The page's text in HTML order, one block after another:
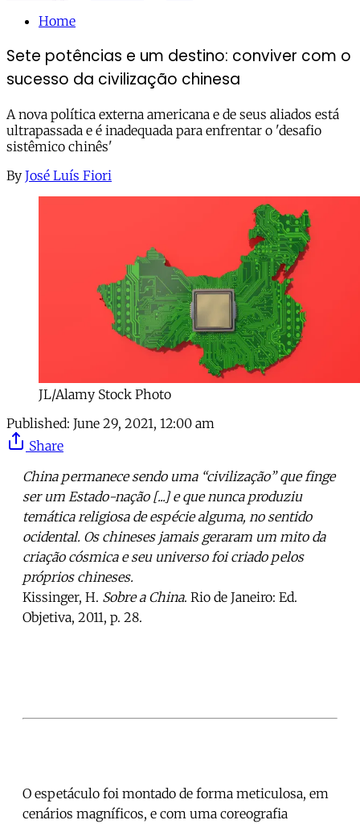
Home
Sete potências e um destino: conviver com o
sucesso da civilização chinesa
A nova política externa americana e de seus aliados está
ultrapassada e é inadequada para enfrentar o 'desafio
sistêmico chinês'
By José Luís Fiori
JL/Alamy Stock Photo
Published: June 29, 2021, 12:00 am
Share
China permanece sendo uma “civilização” que finge
ser um Estado-nação [...] e que nunca produziu
temática religiosa de espécie alguma, no sentido
ocidental. Os chineses jamais geraram um mito da
criação cósmica e seu universo foi criado pelos
próprios chineses.
Kissinger, H. Sobre a China. Rio de Janeiro: Ed.
Objetiva, 2011, p. 28.
O espetáculo foi montado de forma meticulosa, em
cenários magníficos, e com uma coreografia